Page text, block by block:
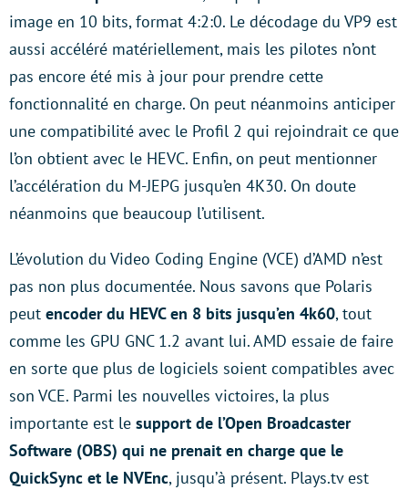
image en 10 bits, format 4:2:0. Le décodage du VP9 est
aussi accéléré matériellement, mais les pilotes n’ont
pas encore été mis à jour pour prendre cette
fonctionnalité en charge. On peut néanmoins anticiper
une compatibilité avec le Profil 2 qui rejoindrait ce que
l’on obtient avec le HEVC. Enfin, on peut mentionner
l’accélération du M-JEPG jusqu’en 4K30. On doute
néanmoins que beaucoup l’utilisent.
L’évolution du Video Coding Engine (VCE) d’AMD n’est
pas non plus documentée. Nous savons que Polaris
peut encoder du HEVC en 8 bits jusqu’en 4k60, tout
comme les GPU GNC 1.2 avant lui. AMD essaie de faire
en sorte que plus de logiciels soient compatibles avec
son VCE. Parmi les nouvelles victoires, la plus
importante est le support de l’Open Broadcaster
Software (OBS) qui ne prenait en charge que le
QuickSync et le NVEnc, jusqu’à présent. Plays.tv est